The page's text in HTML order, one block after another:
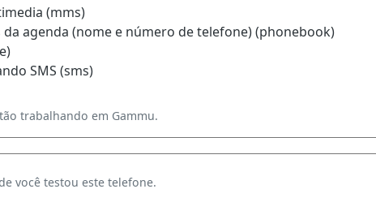
(mms)
da agenda (nome e número de telefone) (phonebook)
SMS (sms)
trabalhando em Gammu.
você testou este telefone.